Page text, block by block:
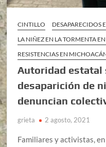
CINTILLO
DESAPARECIDOS
LA NIÑEZ EN LA TORMENTA
RESISTENCIAS EN
Autoridad estatal
desaparición de
denuncian
grieta 2 agosto, 2021
Familiares y activistas,